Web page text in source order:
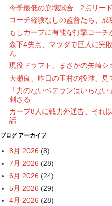
今季最低の崩壊試合、2点リー
コーチ経験なしの監督たち、成
もしカープに有能な打撃コーチ
森下4失点、マツダで巨人に完
ん
現役ドラフト、まさかの矢崎シ
大瀬良、昨日の玉村の投球、見
「力のないベテランはいらな
刺さる
カープ8人に戦力外通告、それ
話
ブログ アーカイブ
8月 2026 (8)
7月 2026 (28)
6月 2026 (24)
5月 2026 (29)
4月 2026 (28)